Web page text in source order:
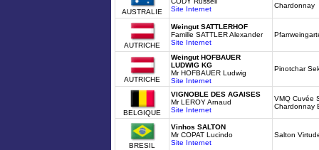
AUSTRALIE
Site Internet
Chardonnay
AUTRICHE
Weingut SATTLERHOF
Famille SATTLER Alexander
Site Internet
AUTRICHE
Weingut HOFBAUER
LUDWIG KG
Mr HOFBAUER Ludwig
Site Internet
Pinotchar
BELGIQUE
VIGNOBLE DES AGAISES
Mr LEROY Arnaud
Site Internet
VMQ Cuvée
Chardonnay
BRESIL
Vinhos SALTON
Mr COPAT Lucindo
Site Internet
Salton